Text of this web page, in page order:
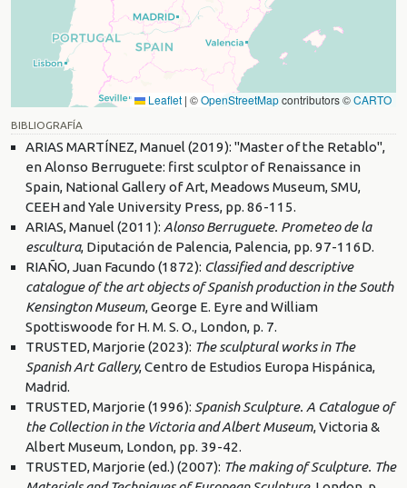
Leaflet | ©OpenStreetMapcontributors ©CARTO
BIBLIOGRAFÍA
ARIAS MARTÍNEZ, Manuel (2019): "Master of the Retablo",
en Alonso Berruguete: first sculptor of Renaissance in
Spain, National Gallery of Art, Meadows Museum, SMU,
CEEH and Yale University Press, pp. 86-115.
ARIAS, Manuel (2011): Alonso Berruguete. Prometeo de la
escultura, Diputación de Palencia, Palencia, pp. 97-116D.
RIAÑO, Juan Facundo (1872): Classified and descriptive
catalogue of the art objects of Spanish production in the South
Kensington Museum, George E. Eyre and William
Spottiswoode for H. M. S. O., London, p. 7.
TRUSTED, Marjorie (2023): The sculptural works in The
Spanish Art Gallery, Centro de Estudios Europa Hispánica,
Madrid.
TRUSTED, Marjorie (1996): Spanish Sculpture. A Catalogue of
the Collection in the Victoria and Albert Museum, Victoria &
Albert Museum, London, pp. 39-42.
TRUSTED, Marjorie (ed.) (2007): The making of Sculpture. The